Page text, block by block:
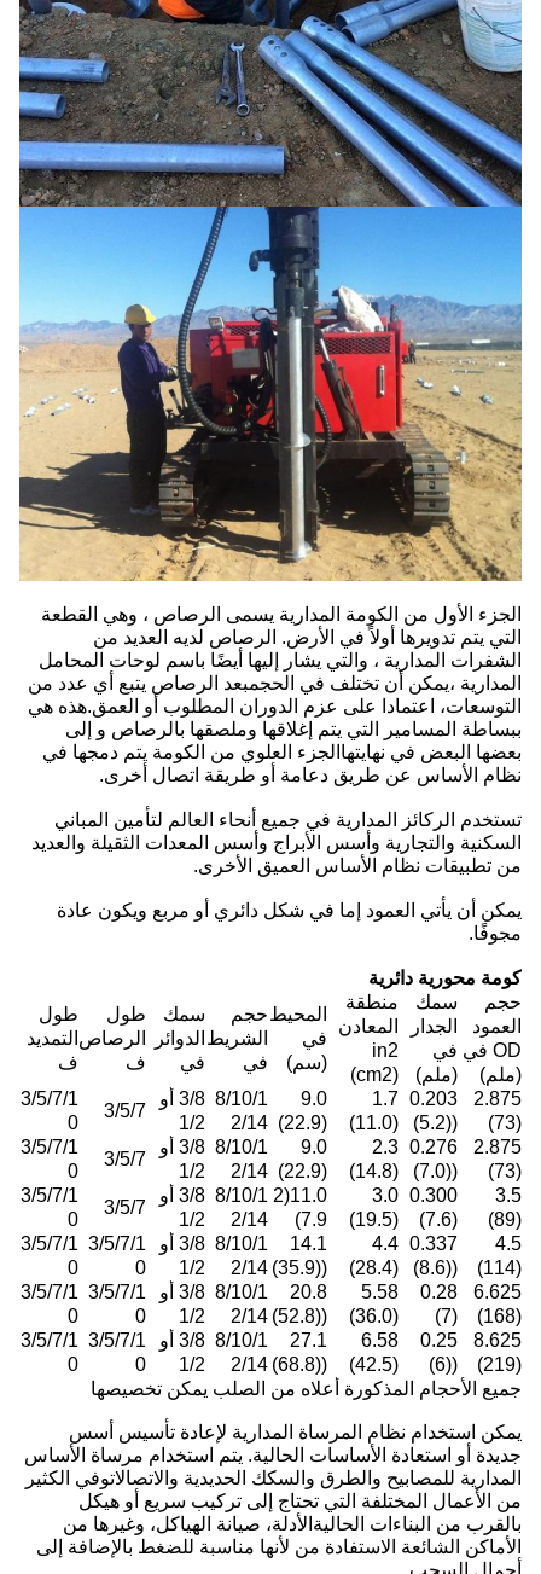
الجزء الأول من الكومة المدارية يسمى الرصاص ، وهي القطعة
التي يتم تدويرها أولاً في الأرض. الرصاص لديه العديد من
الشفرات المدارية ، والتي يشار إليها أيضًا باسم لوحات المحامل
المدارية ،يمكن أن تختلف في الحجمبعد الرصاص يتبع أي عدد من
التوسعات، اعتمادا على عزم الدوران المطلوب أو العمق.هذه هي
ببساطة المسامير التي يتم إغلاقها وملصقها بالرصاص و إلى
بعضها البعض في نهايتهاالجزء العلوي من الكومة يتم دمجها في
نظام الأساس عن طريق دعامة أو طريقة اتصال أخرى.
تستخدم الركائز المدارية في جميع أنحاء العالم لتأمين المباني
السكنية والتجارية وأسس الأبراج وأسس المعدات الثقيلة والعديد
من تطبيقات نظام الأساس العميق الأخرى.
يمكن أن يأتي العمود إما في شكل دائري أو مربع ويكون عادة
مجوفًا.
كومة محورية دائرية
حجم
العمود
OD في
(ملم)
سمك
الجدار
في
(ملم)
منطقة
المعادن
in2
(cm2)
المحيط
في
(سم)
حجم
الشريط
في
سمك
الدوائر
في
طول
الرصاص
ف
طول
التمديد
ف
2.875
(73)
0.203
((5.2)
1.7
(11.0)
9.0
(22.9)
8/10/1
2/14
3/8 أو
1/2
3/5/7
3/5/7/1
0
2.875
(73)
0.276
((7.0)
2.3
(14.8)
9.0
(22.9)
8/10/1
2/14
3/8 أو
1/2
3/5/7
3/5/7/1
0
3.5
(89)
0.300
(7.6)
3.0
(19.5)
11.0(2
7.9)
8/10/1
2/14
3/8 أو
1/2
3/5/7
3/5/7/1
0
4.5
(114)
0.337
((8.6)
4.4
(28.4)
14.1
((35.9)
8/10/1
2/14
3/8 أو
1/2
3/5/7/1
0
3/5/7/1
0
6.625
(168)
0.28
(7)
5.58
(36.0)
20.8
((52.8)
8/10/1
2/14
3/8 أو
1/2
3/5/7/1
0
3/5/7/1
0
8.625
(219)
0.25
((6)
6.58
(42.5)
27.1
((68.8)
8/10/1
2/14
3/8 أو
1/2
3/5/7/1
0
3/5/7/1
0
جميع الأحجام المذكورة أعلاه من الصلب يمكن تخصيصها
يمكن استخدام نظام المرساة المدارية لإعادة تأسيس أسس
جديدة أو استعادة الأساسات الحالية. يتم استخدام مرساة الأساس
المدارية للمصابيح والطرق والسكك الحديدية والاتصالاتوفي الكثير
من الأعمال المختلفة التي تحتاج إلى تركيب سريع أو هيكل
بالقرب من البناءات الحاليةالأدلة، صيانة الهياكل، وغيرها من
الأماكن الشائعة الاستفادة من لأنها مناسبة للضغط بالإضافة إلى
أحمال السحب.